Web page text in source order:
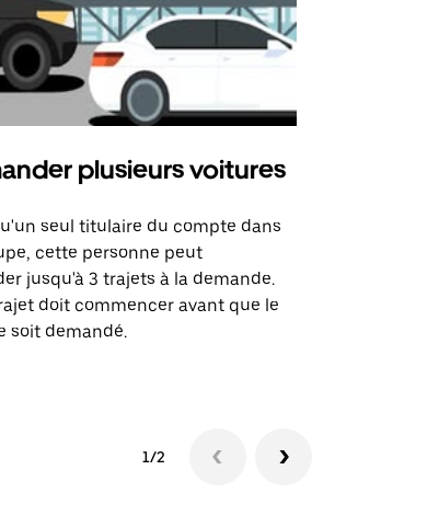
plusieurs voitures
seul titulaire du compte dans
cette personne peut
jusqu'à 3 trajets à la demande.
doit commencer avant que le
soit demandé.
1/2